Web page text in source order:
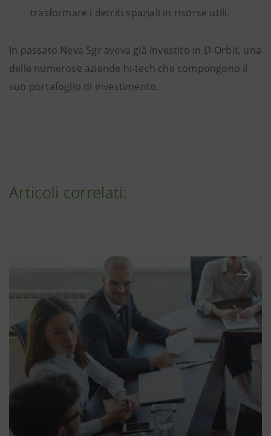
trasformare i detriti spaziali in risorse utili.
In passato Neva Sgr aveva già investito in D-Orbit, una
delle numerose aziende hi-tech che compongono il
suo portafoglio di investimento.
Articoli correlati: